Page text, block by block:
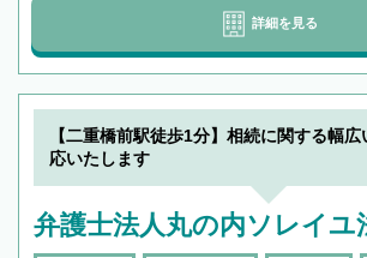
詳細を見る
【二重橋前駅徒歩1分】相続に関する幅
応いたします
弁護士法人丸の内ソレイユ